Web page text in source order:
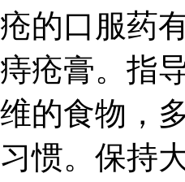
疮的口服药
痔疮膏。指
维的食物，
习惯。保持